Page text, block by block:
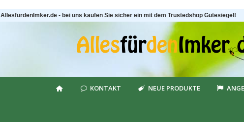
AllesfürdenImker.de - bei uns kaufen Sie sicher ein mit dem Trustedshop Gütesiegel!
KONTAKT NEUE PRODUKTE